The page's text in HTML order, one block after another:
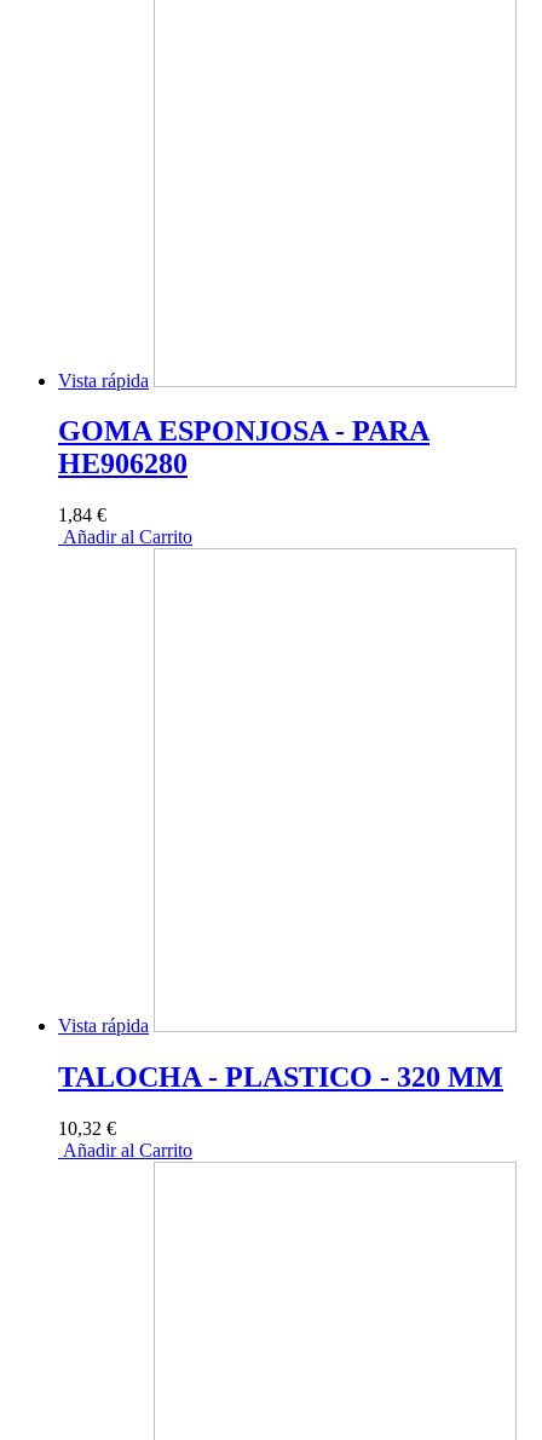
Vista rápida
GOMA ESPONJOSA - PARA
HE906280
1,84 €
Añadir al Carrito
Vista rápida
TALOCHA - PLASTICO - 320 MM
10,32 €
Añadir al Carrito